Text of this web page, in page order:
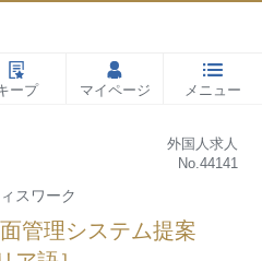
ープ マイページ メニュー
外国人求人
No.44141
スワーク
管理システム提案